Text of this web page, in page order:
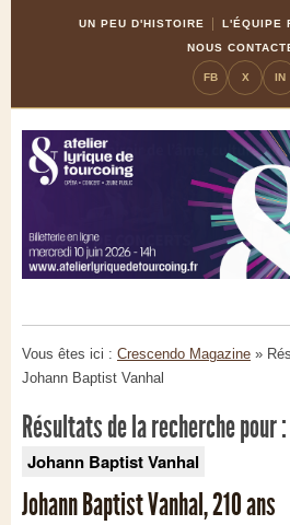
UN PEU D'HISTOIRE
L'ÉQUIPE
NOUS
FB X IN
Vous êtes ici : Crescendo Magazine »
Johann Baptist Vanhal
Résultats de la recherche pour :
Johann Baptist Vanhal
Johann Baptist Vanhal, 210 ans